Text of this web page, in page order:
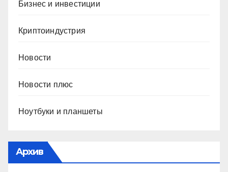
Бизнес и инвестиции
Криптоиндустрия
Новости
Новости плюс
Ноутбуки и планшеты
Архив